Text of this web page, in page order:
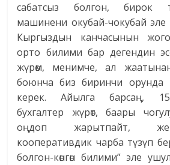
сабатсыз болгон, бирок
машинени окубай-чокубай
Кыргыздын канчасынын
орто билими бар дегендин
жүрөм, менимче, ал
боюнча биз биринчи орунда
керек. Айылга барсаң,
бухгалтер жүрөт, баары
оңдоп жарытпайт,
кооперативдик чарба түзүп
болгон-көнгөн билими” эле